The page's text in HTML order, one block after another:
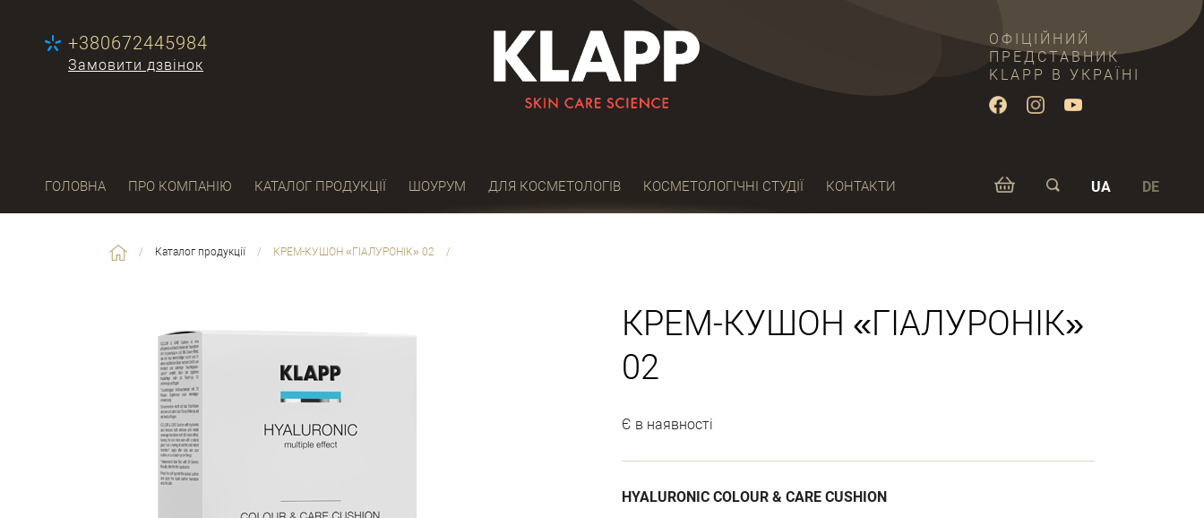
+380672445984
Замовити дзвінок
ОФІЦІЙНИЙ
ПРЕДСТАВНИК
KLAPP В УКРАЇНІ
ГОЛОВНА ПРО КОМПАНІЮ КАТАЛОГ ПРОДУКЦІЇ ШОУРУМ ДЛЯ КОСМЕТОЛОГІВ КОСМЕТОЛОГІЧНІ СТУДІЇ КОНТАКТИ UA DE
/ Каталог продукції / КРЕМ-КУШОН «ГІАЛУРОНІК» 02 /
КРЕМ-КУШОН «ГІАЛУРОНІК»
02
Є в наявності
HYALURONIC COLOUR & CARE CUSHION